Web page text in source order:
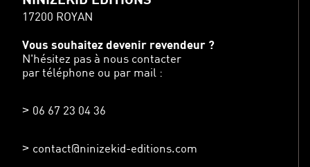
17200 ROYAN
Vous souhaitez devenir revendeur ?
N'hésitez pas à nous contacter
par téléphone ou par mail :
06 67 23 04 36
contact@ninizekid-editions.com